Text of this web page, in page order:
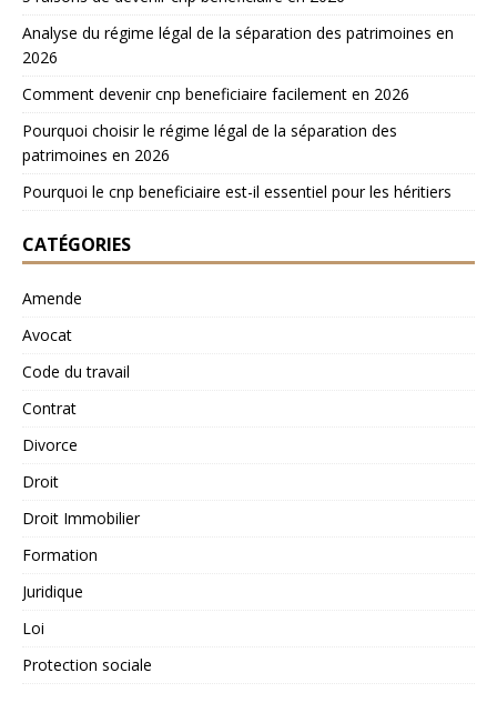
Analyse du régime légal de la séparation des patrimoines en
2026
Comment devenir cnp beneficiaire facilement en 2026
Pourquoi choisir le régime légal de la séparation des
patrimoines en 2026
Pourquoi le cnp beneficiaire est-il essentiel pour les héritiers
CATÉGORIES
Amende
Avocat
Code du travail
Contrat
Divorce
Droit
Droit Immobilier
Formation
Juridique
Loi
Protection sociale